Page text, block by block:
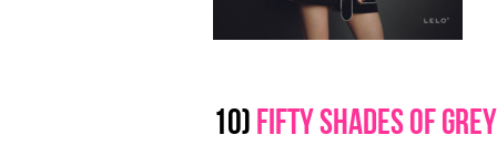
10) Fifty Shades of